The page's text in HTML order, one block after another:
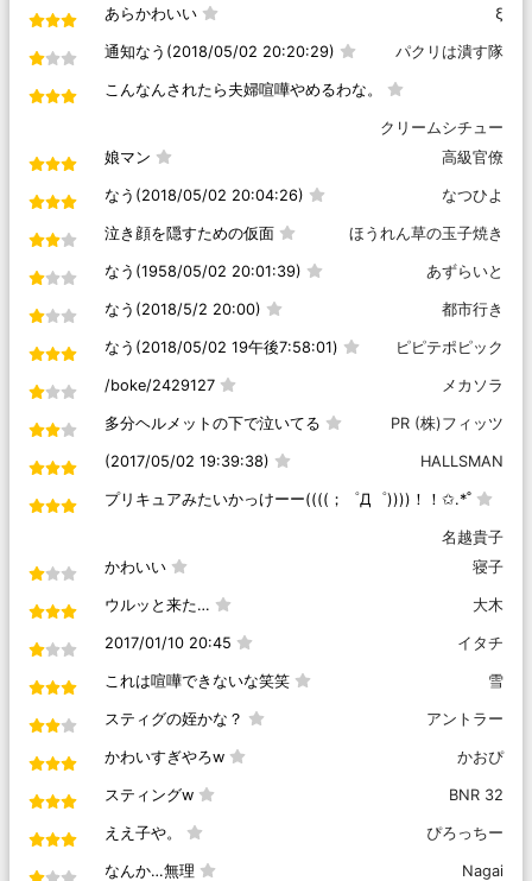
あらかわいい ξ
通知なう(2018/05/02 20:20:29) パクリは潰す隊
こんなんされたら夫婦喧嘩やめるわな。
クリームシチュー
娘マン
高級官僚
なう(2018/05/02 20:04:26) なつひよ
泣き顔を隠すための仮面 ほうれん草の玉子焼き
なう(1958/05/02 20:01:39) あずらいと
なう(2018/5/2 20:00) 都市行き
なう(2018/05/02 19午後7:58:01) ピピテポピック
/boke/2429127 メカソラ
多分ヘルメットの下で泣いてる PR (株)フィッツ
(2017/05/02 19:39:38) HALLSMAN
プリキュアみたいかっけーー((((；゜Д゜))))！！✩.*˚
名越貴子
かわいい
寝子
ウルッと来た… 大木
2017/01/10 20:45 イタチ
これは喧嘩できないな笑笑 雪
スティグの姪かな？ アントラー
かわいすぎやろw かおぴ
スティングw BNR 32
ええ子や。 ぴろっちー
なんか…無理 Nagai